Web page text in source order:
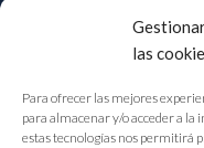
las
Para ofrecer las mejores
para almacenar y/o acceder a
estas tecnologías nos permitirá